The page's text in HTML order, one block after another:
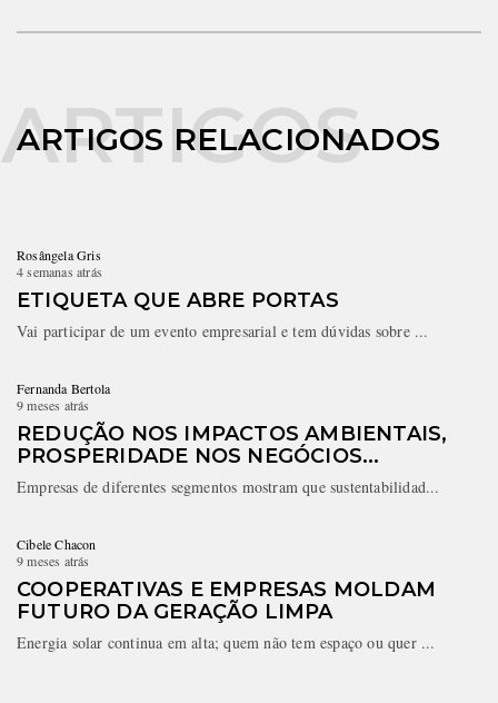
ARTIGOS RELACIONADOS
Rosângela Gris
4 semanas atrás
ETIQUETA QUE ABRE PORTAS
Vai participar de um evento empresarial e tem dúvidas sobre ...
Fernanda Bertola
9 meses atrás
REDUÇÃO NOS IMPACTOS AMBIENTAIS,
PROSPERIDADE NOS NEGÓCIOS...
Empresas de diferentes segmentos mostram que sustentabilidad...
Cibele Chacon
9 meses atrás
COOPERATIVAS E EMPRESAS MOLDAM
FUTURO DA GERAÇÃO LIMPA
Energia solar continua em alta; quem não tem espaço ou quer ...